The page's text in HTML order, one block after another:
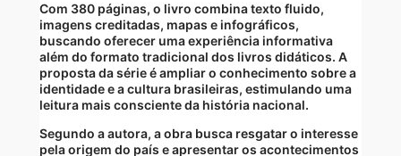
Com 380 páginas, o livro combina texto fluido,
imagens creditadas, mapas e infográficos,
buscando oferecer uma experiência informativa
além do formato tradicional dos livros didáticos. A
proposta da série é ampliar o conhecimento sobre a
identidade e a cultura brasileiras, estimulando uma
leitura mais consciente da história nacional.
Segundo a autora, a obra busca resgatar o interesse
pela origem do país e apresentar os acontecimentos